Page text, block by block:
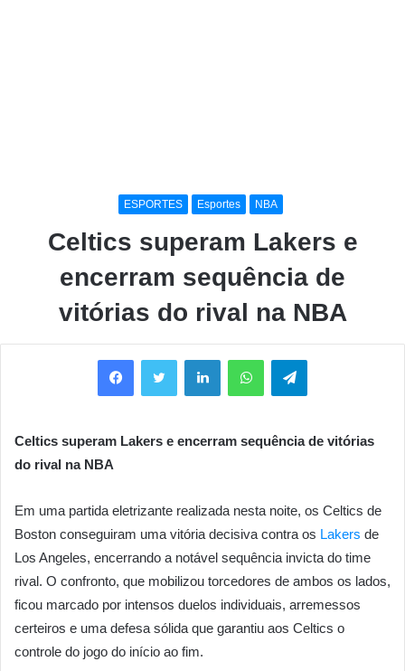
ESPORTES Esportes NBA
Celtics superam Lakers e
encerram sequência de
vitórias do rival na NBA
FacebookTwitter LinkedinWhatsAppTelegram
Celtics superam Lakers e encerram sequência de vitórias
do rival na NBA
Em uma partida eletrizante realizada nesta noite, os Celtics de
Boston conseguiram uma vitória decisiva contra os Lakers de
Los Angeles, encerrando a notável sequência invicta do time
rival. O confronto, que mobilizou torcedores de ambos os lados,
ficou marcado por intensos duelos individuais, arremessos
certeiros e uma defesa sólida que garantiu aos Celtics o
controle do jogo do início ao fim.